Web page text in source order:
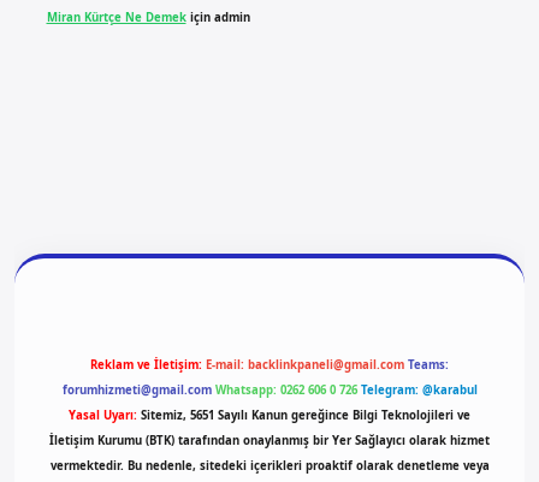
Miran Kürtçe Ne Demekiçin admin
Reklam ve İletişim: E-mail: backlinkpaneli@gmail.com Teams:
forumhizmeti@gmail.com Whatsapp: 0262 606 0 726 Telegram: @karabul
Yasal Uyarı: Sitemiz, 5651 Sayılı Kanun gereğince Bilgi Teknolojileri ve
İletişim Kurumu (BTK) tarafından onaylanmış bir Yer Sağlayıcı olarak hizmet
vermektedir. Bu nedenle, sitedeki içerikleri proaktif olarak denetleme veya